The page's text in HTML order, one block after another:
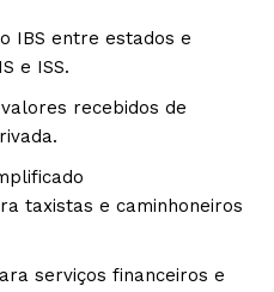
IBS entre estados e
e ISS.
recebidos de
taxistas e caminhoneiros
serviços financeiros e